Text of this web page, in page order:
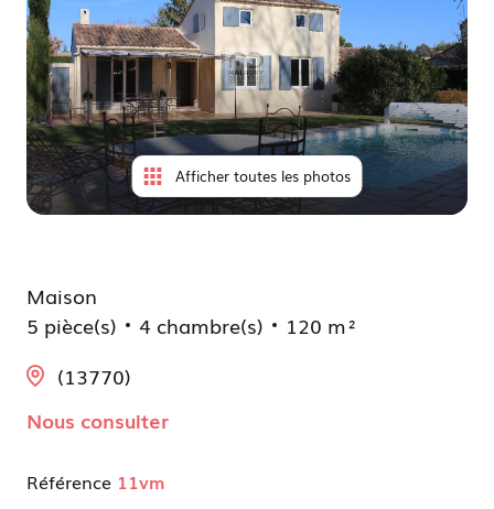
locatif
Déjà
vendus
moi
Afficher toutes les photos
Maison
5 pièce(s)
4 chambre(s)
120 m²
(13770)
Nous consulter
Référence 11vm